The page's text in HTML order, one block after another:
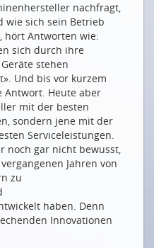
es nimmermehr
doubles
2025
– 5 Übungen für KMU
nachfragt,
wie sich sein Betrieb
hört Antworten wie:
sich durch ihre
stehen
Und bis vor kurzem
Antwort. Heute aber
mit der besten
sondern jene mit der
Serviceleistungen.
noch gar nicht bewusst,
Jahren von
zu
haben. Denn
Innovationen